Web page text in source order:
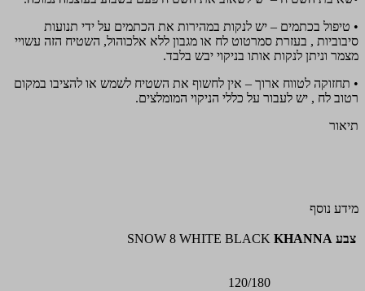
• טיפול בכתמים – יש לנקות במהירות את הכתמים על ידי תנועות
סיבוביות , בעזרת סמרטוט לח או מגבון ללא אלכוהול, השטיח הזה עשויי
מצמר וניתן לנקות אותו בניקוי יבש בלבד.
• תחזוקה לטווח ארוך – אין לחשוף את השטיח לשמש או להציבו במקום
רטוב לח , יש לעבור על כללי הניקוי המומלצים.
תיאור
מידע נוסף
צבע KHANNA SNOW 8 WHITE BLACK
120/180